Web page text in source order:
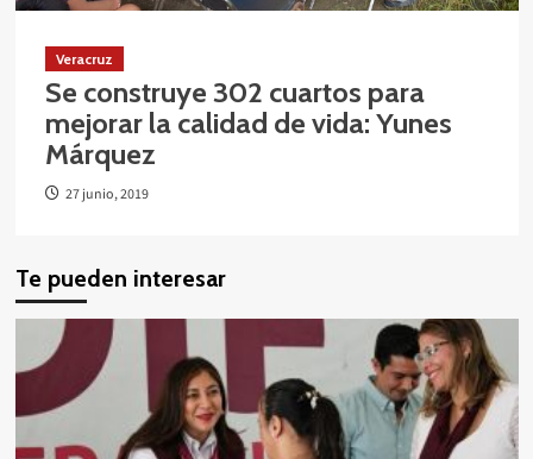
Veracruz
Se construye 302 cuartos para
mejorar la calidad de vida: Yunes
Márquez
27 junio, 2019
Te pueden interesar